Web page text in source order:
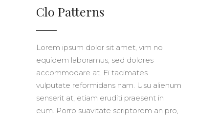
Clo Patterns
Lorem ipsum dolor sit amet, vim no
equidem laboramus, sed dolores
accommodare at. Ei tacimates
vulputate reformidans nam. Usu alienum
senserit at, etiam eruditi praesent in
eum. Porro suavitate scriptorem an pro,